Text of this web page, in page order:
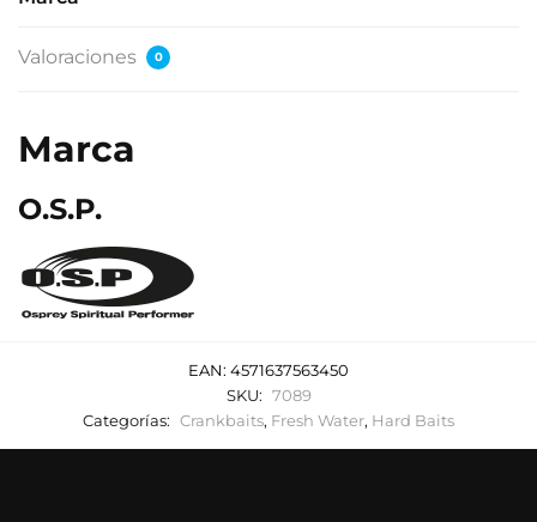
Valoraciones 0
Marca
O.S.P.
EAN: 4571637563450
SKU: 7089
Categorías: Crankbaits, Fresh Water, Hard Baits